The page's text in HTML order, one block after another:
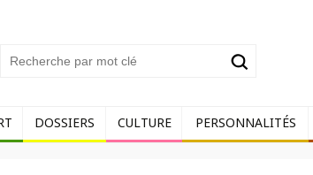
DOSSIERS CULTURE PERSONNALITÉS